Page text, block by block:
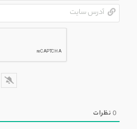
0نظرات